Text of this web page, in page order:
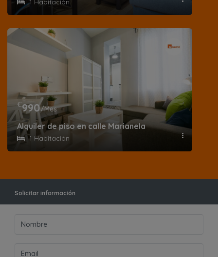
1 Habitación
€990/Mes
Alquiler de piso en calle Marianela
1 Habitación
Solicitar información